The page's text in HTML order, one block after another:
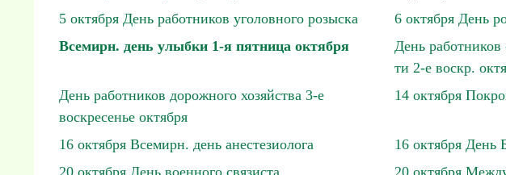
5 октября День работников уголовного розыска
6 октября День
Всемирн. день улыбки 1-я пятница октября
День работников
ти 2-е воскр.
День работников дорожного хозяйства 3-е
воскресенье октября
14 октября
16 октября Всемирн. день анестезиолога
16 октября День
20 октября День военного связиста
20 октября